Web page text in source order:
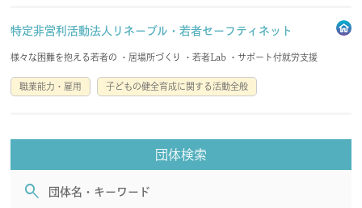
handshake
わくセンネットとは？ よくある質問
特定非営利活動法人リネーブル・若者セーフティネット
様々な困難を抱える若者の ・居場所づくり ・若者Lab ・サポート付就労支援
職業能力・雇用 子どもの健全育成に関する活動全般
団体検索
search 団体名・キーワード